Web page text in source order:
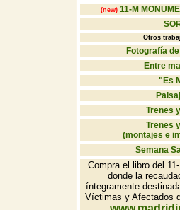
(new) 11-M
Otros
Fotografía
Entre
"Es
Trenes
Trenes
(montajes e
Semana
Compra el libro del
donde la
íntegramente
Víctimas y Afectados